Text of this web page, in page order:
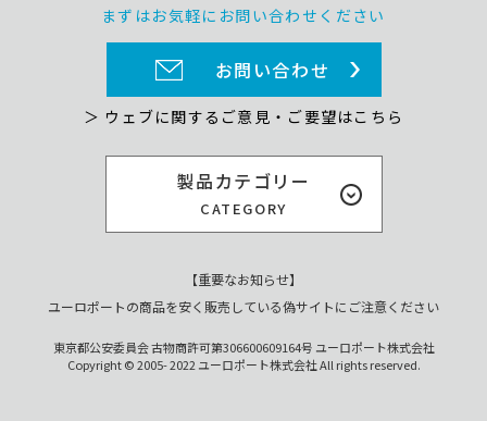
製品カテゴリー
CATEGORY
まずはお気軽にお問い合わせください
お問い合わせ
＞ ウェブに関するご意見・ご要望はこちら
【重要なお知らせ】
ユーロポートの商品を安く販売している偽サイトにご注意ください
東京都公安委員会 古物商許可第306600609164号 ユーロポート株式会社
Copyright © 2005- 2022 ユーロポート株式会社 All rights reserved.